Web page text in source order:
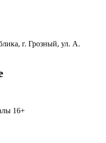
г. Грозный, ул. А.
16+